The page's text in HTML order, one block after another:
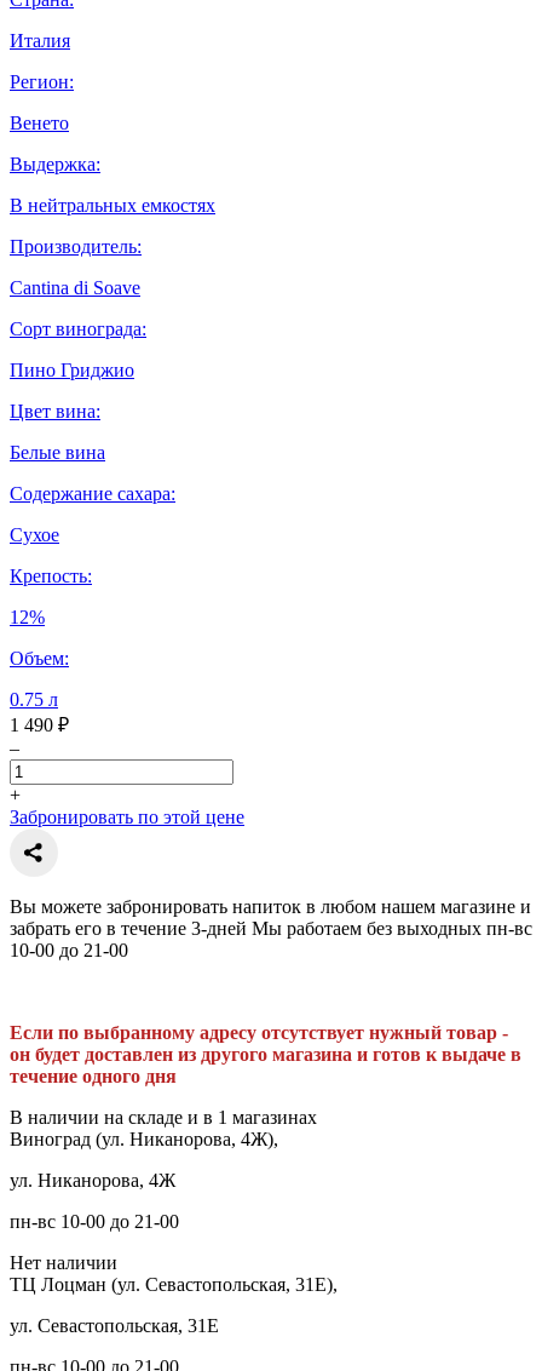
Италия
Регион:
Венето
Выдержка:
В нейтральных емкостях
Производитель:
Cantina di Soave
Сорт винограда:
Пино Гриджио
Цвет вина:
Белые вина
Содержание сахара:
Сухое
Крепость:
12%
Объем:
0.75 л
1 490 ₽
–
+
Забронировать по этой цене
Вы можете забронировать напиток в любом нашем магазине и
забрать его в течение 3-дней Мы работаем без выходных пн-вс
10-00 до 21-00
Если по выбранному адресу отсутствует нужный товар -
он будет доставлен из другого магазина и готов к выдаче в
течение одного дня
В наличии на складе и в 1 магазинах
Виноград (ул. Никанорова, 4Ж),
ул. Никанорова, 4Ж
пн-вс 10-00 до 21-00
Нет наличии
ТЦ Лоцман (ул. Севастопольская, 31Е),
ул. Севастопольская, 31Е
пн-вс 10-00 до 21-00